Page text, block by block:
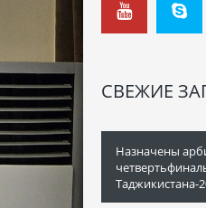
СВЕЖИЕ
Назначены
Таджикистана-